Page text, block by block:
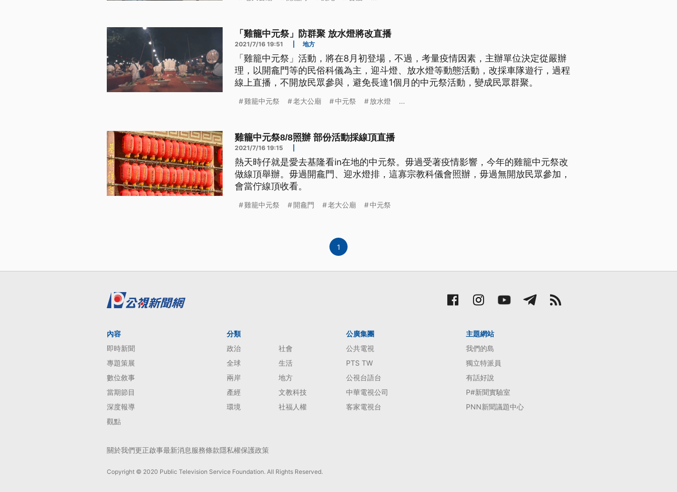
「雞籠中元祭」防群聚 放水燈將改直播
2021/7/16 19:51 地方
「雞籠中元祭」活動，將在8月初登場，不過，考量疫情因素，主辦單位決定從嚴辦
理，以開龕門等的民俗科儀為主，迎斗燈、放水燈等動態活動，改採車隊遊行，過程
線上直播，不開放民眾參與，避免長達1個月的中元祭活動，變成民眾群聚。
雞籠中元祭 老大公廟 中元祭 放水燈 ...
雞籠中元祭8/8照辦 部份活動採線頂直播
2021/7/16 19:15
熱天時仔就是愛去基隆看in在地的中元祭。毋過受著疫情影響，今年的雞籠中元祭改
做線頂舉辦。毋過開龕門、迎水燈排，這寡宗教科儀會照辦，毋過無開放民眾參加，
會當佇線頂收看。
雞籠中元祭 開龕門 老大公廟 中元祭
1
內容
即時新聞
專題策展
數位敘事
當期節目
深度報導
觀點
分類
政治
社會
全球
生活
兩岸
地方
產經
文教科技
環境
社福人權
公廣集團
公共電視
PTS TW
公視台語台
中華電視公司
客家電視台
主題網站
我們的島
獨立特派員
有話好說
P#新聞實驗室
PNN新聞議題中心
關於我們更正啟事最新消息服務條款隱私權保護政策
Copyright © 2020 Public Television Service Foundation. All Rights Reserved.